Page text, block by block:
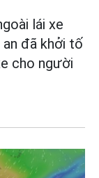
lái xe
an đã khởi tố
cho người